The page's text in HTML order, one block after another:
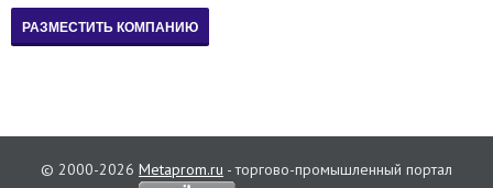
© 2000-2026 Metaprom.ru - торгово-промышленный портал